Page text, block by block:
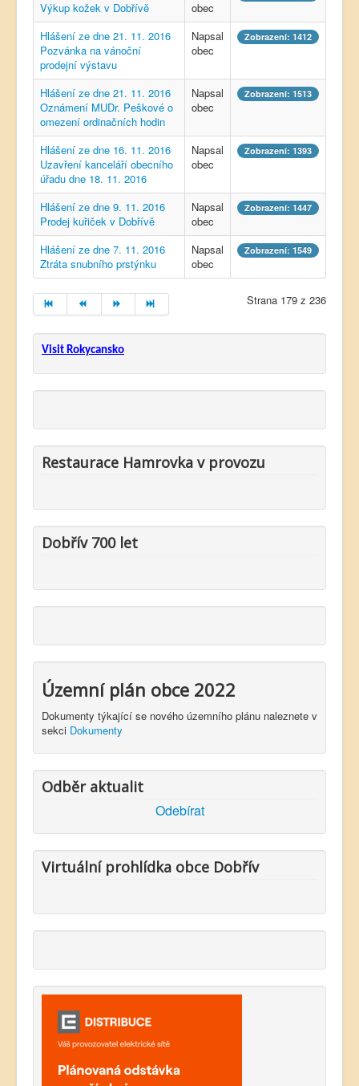
Výkup kožek v Dobřívě
obec
Hlášení ze dne 21. 11. 2016
Pozvánka na vánoční
prodejní výstavu
Napsal
obec
Zobrazení: 1412
Hlášení ze dne 21. 11. 2016
Oznámení MUDr. Peškové o
omezení ordinačních hodin
Napsal
obec
Zobrazení: 1513
Hlášení ze dne 16. 11. 2016
Uzavření kanceláří obecního
úřadu dne 18. 11. 2016
Napsal
obec
Zobrazení: 1393
Hlášení ze dne 9. 11. 2016
Prodej kuřiček v Dobřívě
Napsal
obec
Zobrazení: 1447
Hlášení ze dne 7. 11. 2016
Ztráta snubního prstýnku
Napsal
obec
Zobrazení: 1549
Strana 179 z 236
Visit Rokycansko
Restaurace Hamrovka v provozu
Dobřív 700 let
Územní plán obce 2022
Dokumenty týkající se nového územního plánu naleznete v
sekci Dokumenty
Odběr aktualit
Odebírat
Virtuální prohlídka obce Dobřív